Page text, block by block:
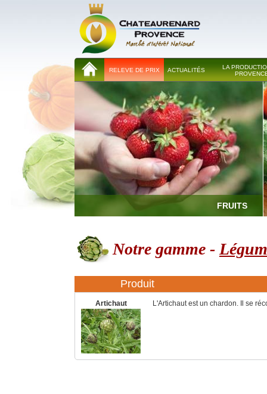
RELEVE DE PRIX ACTUALITÉS
LA
FRUITS
Notre gamme -
Produit
Artichaut L'Artichaut est un chardon. Il se